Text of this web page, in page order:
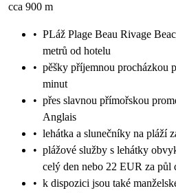
cca 900 m
• PLáž Plage Beau Rivage
metrů od hotelu
• pěšky příjemnou procházkou
minut
• přes slavnou přímořskou
Anglais
• lehátka a slunečníky na pláží
• plážové služby s lehátky
celý den nebo 22 EUR za půl
• k dispozici jsou také